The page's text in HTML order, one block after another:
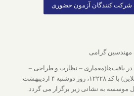
شرکت کنندگان آزمون حضوری
گرامی
در بافت‌ها(معماری – نظارت و طراحی –
ارتقا پایه ۲ به ۱ )(آموزش آنلاین) با کد ۱۲۲۲۸، روز دوشنبه ۴ اردیبهشت